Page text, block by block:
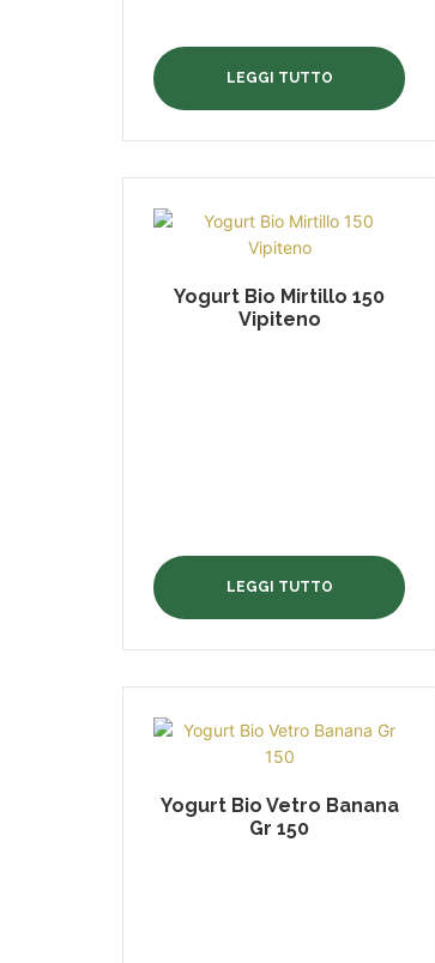
LEGGI TUTTO
Yogurt Bio Mirtillo 150
Vipiteno
LEGGI TUTTO
Yogurt Bio Vetro Banana
Gr 150